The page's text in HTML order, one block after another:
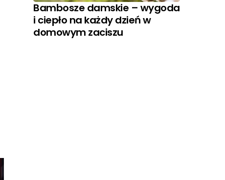
Bambosze damskie – wygoda
i ciepło na każdy dzień w
domowym zaciszu